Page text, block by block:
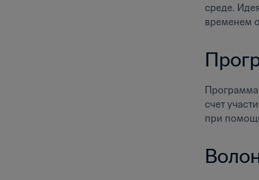
среде.
временем
Программа
счет
при